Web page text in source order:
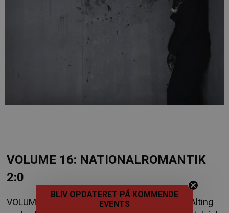
VOLUME 16: NATIONALROMANTIK
2:0
VOLUME 16: Byder på et opbrud med frasen ” Alting
BLIV OPDATERET PÅ KOMMENDE
EVENTS